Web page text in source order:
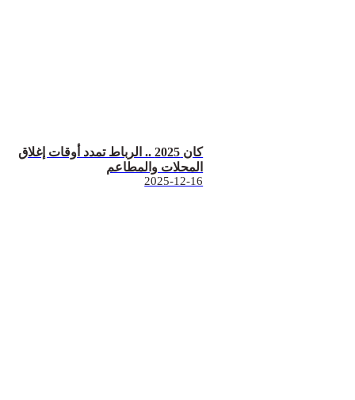
كان 2025 .. الرباط تمدد أوقات إغلاق
المحلات والمطاعم
2025-12-16